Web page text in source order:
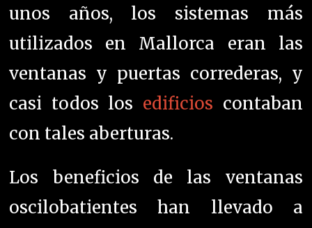
unos años, los sistemas más
utilizados en Mallorca eran las
ventanas y puertas correderas, y
casi todos los edificios contaban
con tales aberturas.
Los beneficios de las ventanas
oscilobatientes han llevado a